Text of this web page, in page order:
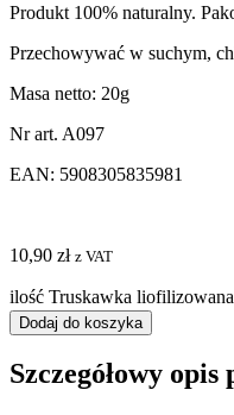
Produkt 100% naturalny.
Przechowywać w suchym,
Masa netto: 20g
Nr art. A097
EAN: 5908305835981
10,90 zł z VAT
ilość Truskawka liofilizowana
Dodaj do koszyka
Szczegółowy